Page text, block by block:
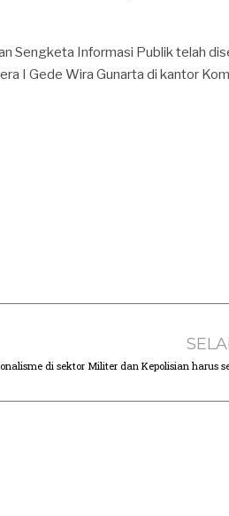
Sengketa Informasi Publik telah
I Gede Wira Gunarta di kantor
di sektor Militer dan Kepolisian harus